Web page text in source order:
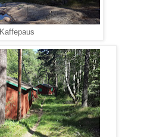
Kaffepaus